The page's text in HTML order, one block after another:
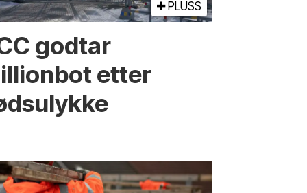
PLUSS
godtar
etter